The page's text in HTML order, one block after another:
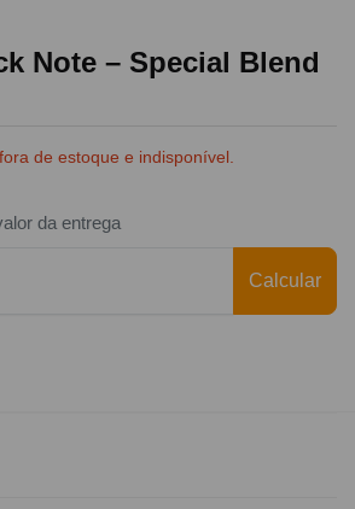
Note – Special Blend
de estoque e indisponível.
da entrega
Calcular